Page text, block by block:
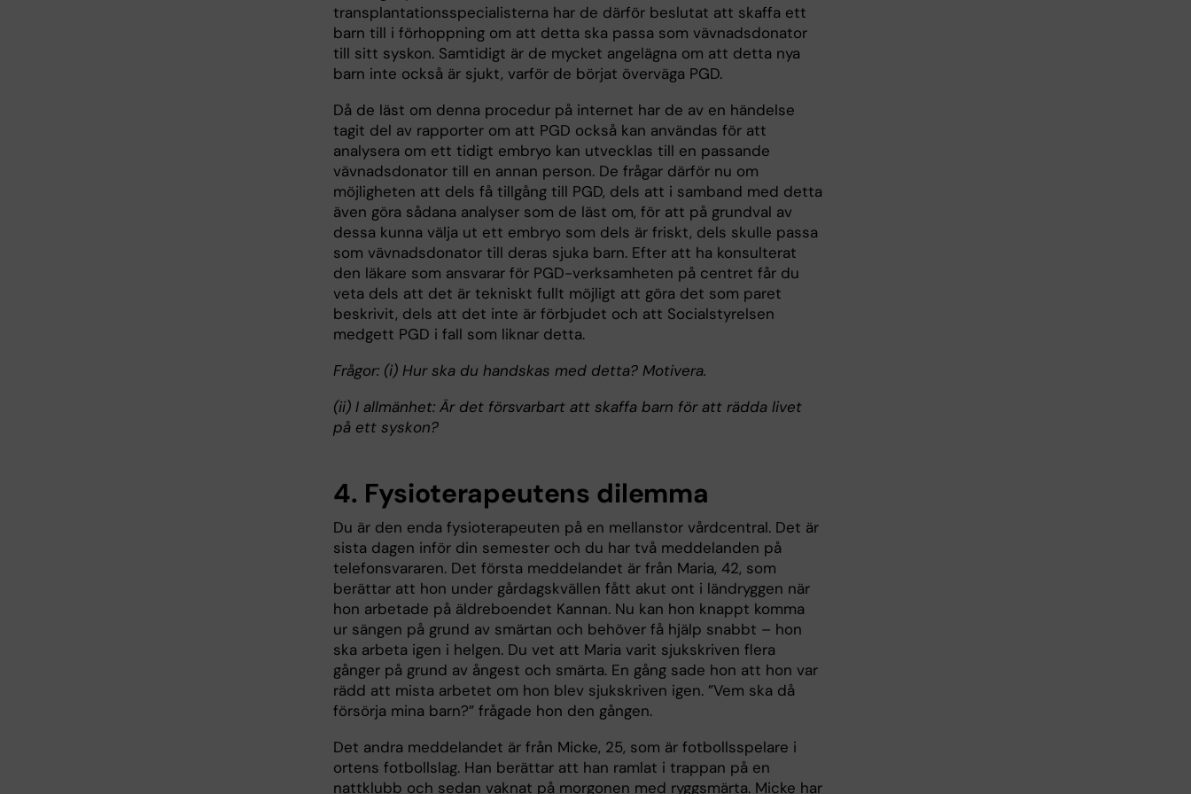
transplantationsspecialisterna har de därför beslutat att skaffa ett
barn till i förhoppning om att detta ska passa som vävnadsdonator
till sitt syskon. Samtidigt är de mycket angelägna om att detta nya
barn inte också är sjukt, varför de börjat överväga PGD.
Då de läst om denna procedur på internet har de av en händelse
tagit del av rapporter om att PGD också kan användas för att
analysera om ett tidigt embryo kan utvecklas till en passande
vävnadsdonator till en annan person. De frågar därför nu om
möjligheten att dels få tillgång till PGD, dels att i samband med detta
även göra sådana analyser som de läst om, för att på grundval av
dessa kunna välja ut ett embryo som dels är friskt, dels skulle passa
som vävnadsdonator till deras sjuka barn. Efter att ha konsulterat
den läkare som ansvarar för PGD-verksamheten på centret får du
veta dels att det är tekniskt fullt möjligt att göra det som paret
beskrivit, dels att det inte är förbjudet och att Socialstyrelsen
medgett PGD i fall som liknar detta.
Frågor: (i) Hur ska du handskas med detta? Motivera.
(ii) I allmänhet: Är det försvarbart att skaffa barn för att rädda livet
på ett syskon?
4. Fysioterapeutens dilemma
Du är den enda fysioterapeuten på en mellanstor vårdcentral. Det är
sista dagen inför din semester och du har två meddelanden på
telefonsvararen. Det första meddelandet är från Maria, 42, som
berättar att hon under gårdagskvällen fått akut ont i ländryggen när
hon arbetade på äldreboendet Kannan. Nu kan hon knappt komma
ur sängen på grund av smärtan och behöver få hjälp snabbt – hon
ska arbeta igen i helgen. Du vet att Maria varit sjukskriven flera
gånger på grund av ångest och smärta. En gång sade hon att hon var
rädd att mista arbetet om hon blev sjukskriven igen. ”Vem ska då
försörja mina barn?” frågade hon den gången.
Det andra meddelandet är från Micke, 25, som är fotbollsspelare i
ortens fotbollslag. Han berättar att han ramlat i trappan på en
nattklubb och sedan vaknat på morgonen med ryggsmärta. Micke har